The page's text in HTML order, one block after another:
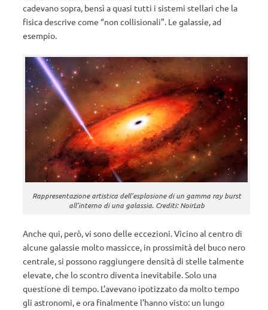
cadevano sopra, bensì a quasi tutti i sistemi stellari che la
fisica descrive come “non collisionali”. Le galassie, ad
esempio.
Rappresentazione artistica dell’esplosione di un gamma ray burst
all’interno di una galassia. Crediti: NoirLab
Anche qui, però, vi sono delle eccezioni. Vicino al centro di
alcune galassie molto massicce, in prossimità del buco nero
centrale, si possono raggiungere densità di stelle talmente
elevate, che lo scontro diventa inevitabile. Solo una
questione di tempo. L’avevano ipotizzato da molto tempo
gli astronomi, e ora finalmente l’hanno visto: un lungo